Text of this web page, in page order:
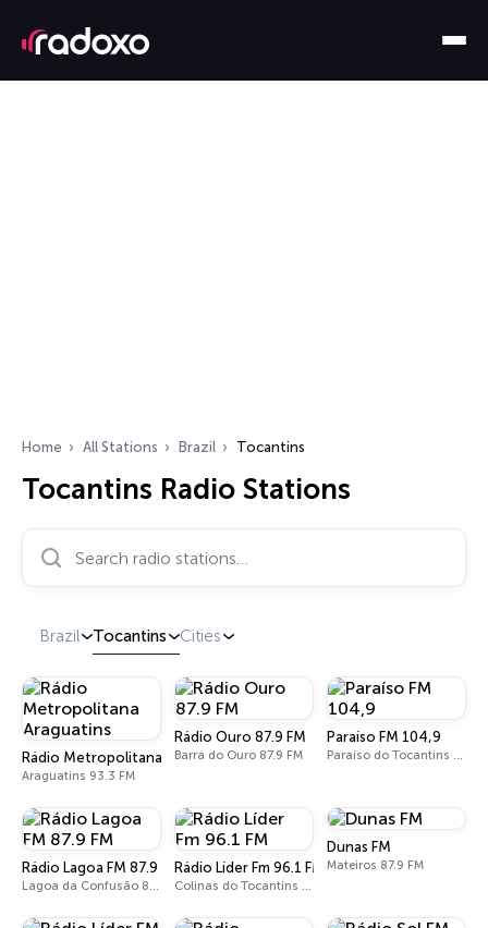
Home All Stations Brazil Tocantins
Tocantins Radio Stations
Search radio stations…
Brazil Tocantins Cities
Rádio Metropolitana Araguatins
Araguatins 93.3 FM
Rádio Ouro 87.9 FM
Barra do Ouro 87.9 FM
Paraíso FM 104,9
Paraíso do Tocantins 104.9 FM
Rádio Lagoa FM 87.9 FM
Lagoa da Confusão 87.9 FM
Rádio Líder Fm 96.1 FM
Colinas do Tocantins 96.1 FM
Dunas FM
Mateiros 87.9 FM